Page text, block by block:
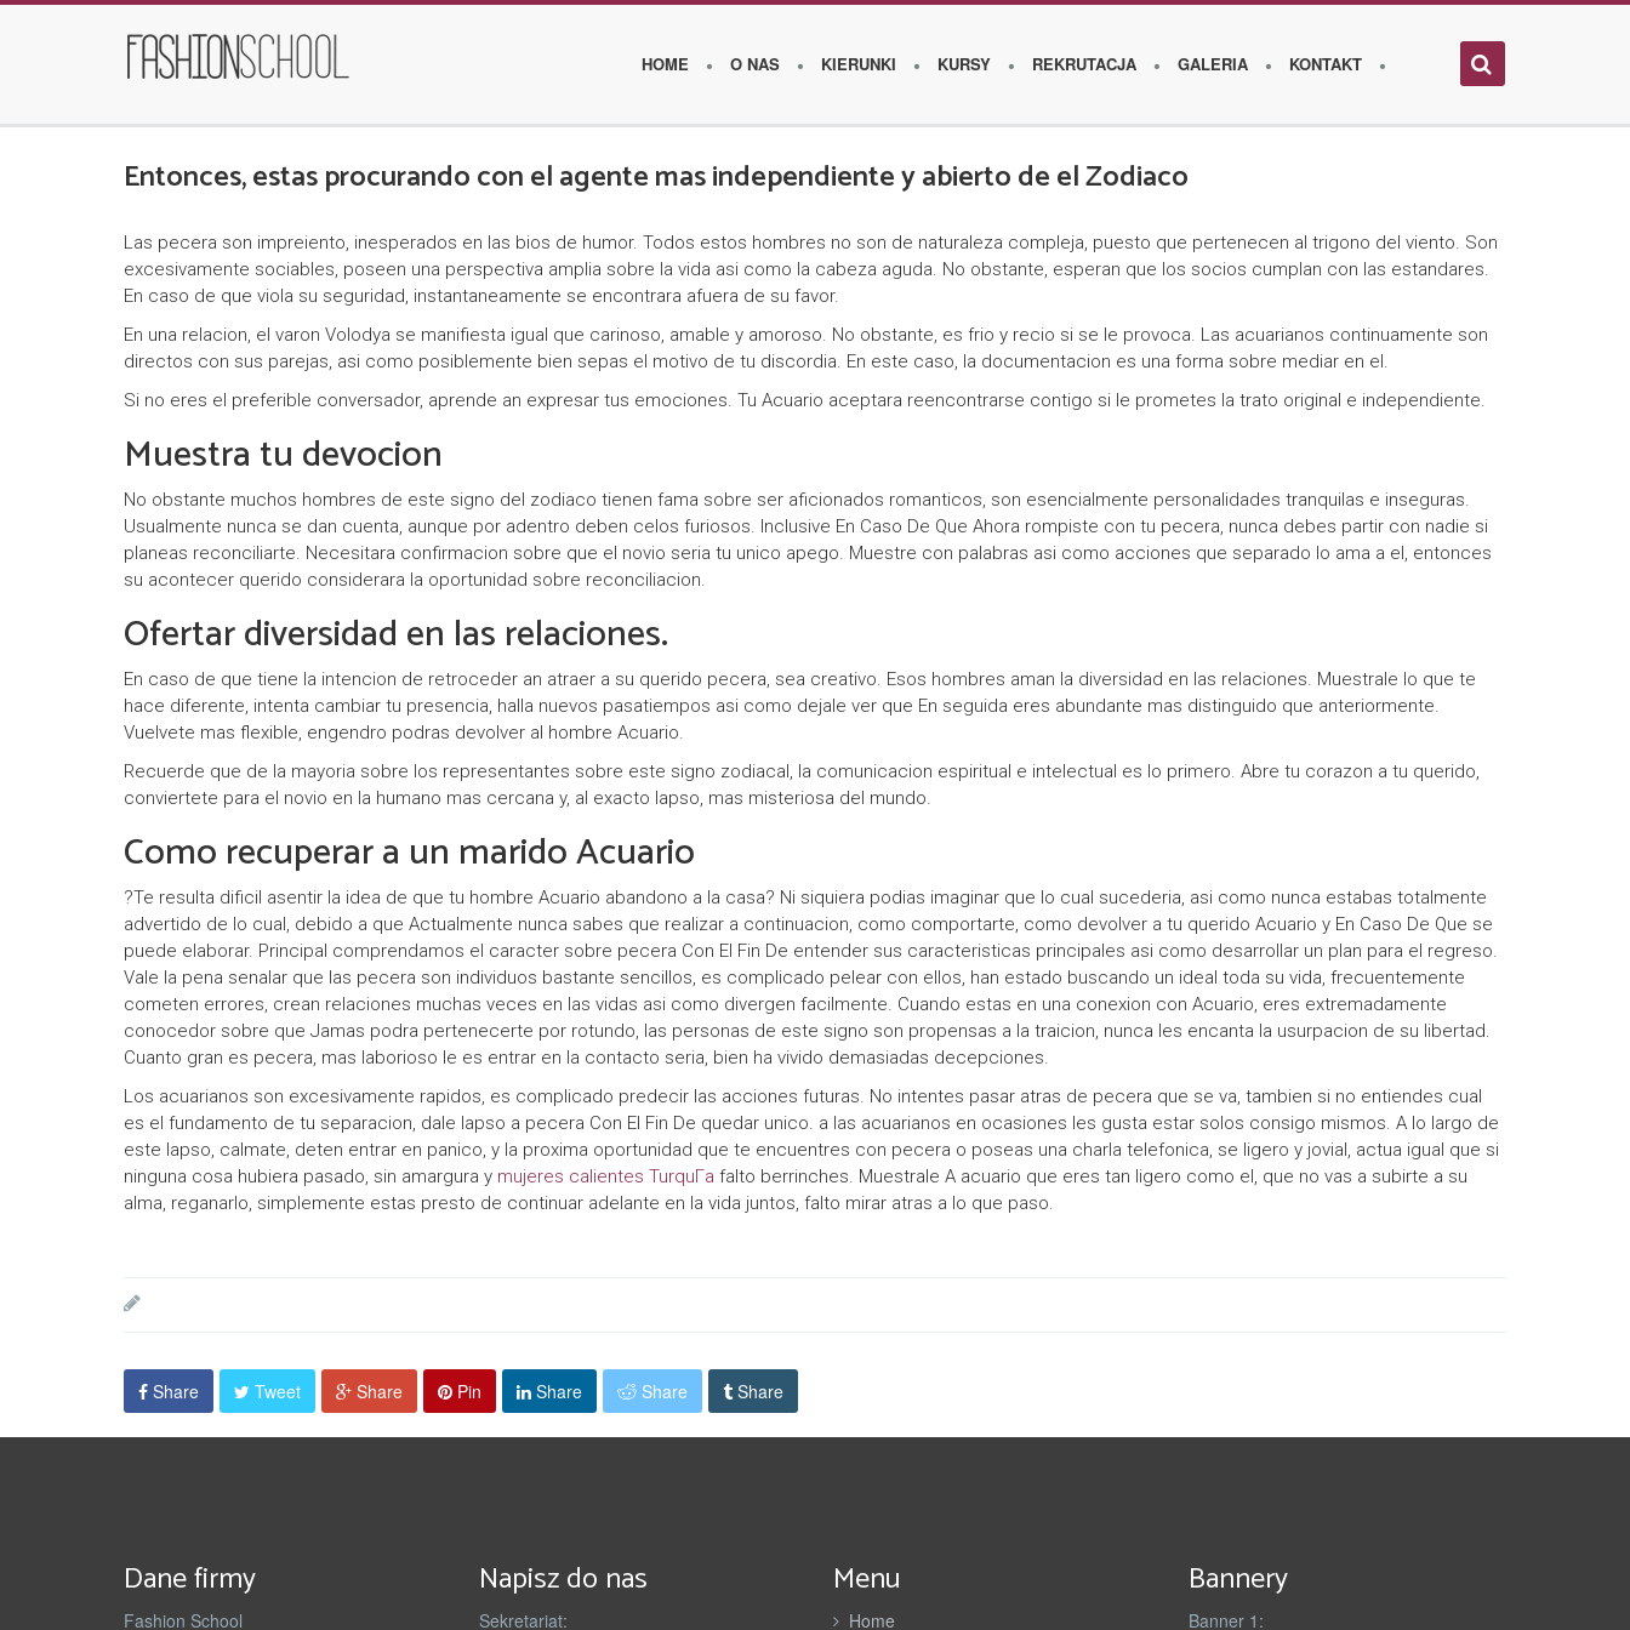
HOME O NAS
s
z
k
o
W
y
a
d
w
P
a
r
t
n
e
r
KIERUNKI KURSY REKRUTACJA GALERIA KONTAKT
Entonces, estas procurando con el agente mas independiente y abierto de el Zodiaco
Las pecera son impreiento, inesperados en las bios de humor. Todos estos hombres no son de naturaleza compleja, puesto que pertenecen al trigono del viento. Son
excesivamente sociables, poseen una perspectiva amplia sobre la vida asi­ como la cabeza aguda. No obstante, esperan que los socios cumplan con las estandares.
En caso de que viola su seguridad, instantaneamente se encontrara afuera de su favor.
En una relacion, el varon Volodya se manifiesta igual que carinoso, amable y amoroso. No obstante, es frio y recio si se le provoca. Las acuarianos continuamente son
directos con sus parejas, asi­ como posiblemente bien sepas el motivo de tu discordia. En este caso, la documentacion es una forma sobre mediar en el.
Si no eres el preferible conversador, aprende an expresar tus emociones. Tu Acuario aceptara reencontrarse contigo si le prometes la trato original e independiente.
Muestra tu devocion
No obstante muchos hombres de este signo del zodiaco tienen fama sobre ser aficionados romanticos, son esencialmente personalidades tranquilas e inseguras.
Usualmente nunca se dan cuenta, aunque por adentro deben celos furiosos. Inclusive En Caso De Que Ahora rompiste con tu pecera, nunca debes partir con nadie si
planeas reconciliarte. Necesitara confirmacion sobre que el novio seri­a tu unico apego. Muestre con palabras asi­ como acciones que separado lo ama a el, entonces
su acontecer querido considerara la oportunidad sobre reconciliacion.
Ofertar diversidad en las relaciones.
En caso de que tiene la intencion de retroceder an atraer a su querido pecera, sea creativo. Esos hombres aman la diversidad en las relaciones. Muestrale lo que te
hace diferente, intenta cambiar tu presencia, halla nuevos pasatiempos asi­ como dejale ver que En seguida eres abundante mas distinguido que anteriormente.
Vuelvete mas flexible, engendro podras devolver al hombre Acuario.
Recuerde que de la mayoria sobre los representantes sobre este signo zodiacal, la comunicacion espiritual e intelectual es lo primero. Abre tu corazon a tu querido,
conviertete para el novio en la humano mas cercana y, al exacto lapso, mas misteriosa del mundo.
Como recuperar a un marido Acuario
?Te resulta dificil asentir la idea de que tu hombre Acuario abandono a la casa? Ni siquiera podias imaginar que lo cual sucederia, asi­ como nunca estabas totalmente
advertido de lo cual, debido a que Actualmente nunca sabes que realizar a continuacion, como comportarte, como devolver a tu querido Acuario y En Caso De Que se
puede elaborar. Principal comprendamos el caracter sobre pecera Con El Fin De entender sus caracteristicas principales asi­ como desarrollar un plan para el regreso.
Vale la pena senalar que las pecera son individuos bastante sencillos, es complicado pelear con ellos, han estado buscando un ideal toda su vida, frecuentemente
cometen errores, crean relaciones muchas veces en las vidas asi­ como divergen facilmente. Cuando estas en una conexion con Acuario, eres extremadamente
conocedor sobre que Jamas podra pertenecerte por rotundo, las personas de este signo son propensas a la traicion, nunca les encanta la usurpacion de su libertad.
Cuanto gran es pecera, mas laborioso le es entrar en la contacto seria, bien ha vivido demasiadas decepciones.
Los acuarianos son excesivamente rapidos, es complicado predecir las acciones futuras. No intentes pasar atras de pecera que se va, tambien si no entiendes cual
es el fundamento de tu separacion, dale lapso a pecera Con El Fin De quedar unico. a las acuarianos en ocasiones les gusta estar solos consigo mismos. A lo largo de
este lapso, calmate, deten entrar en panico, y la proxima oportunidad que te encuentres con pecera o poseas una charla telefonica, se ligero y jovial, actua igual que si
ninguna cosa hubiera pasado, sin amargura y mujeres calientes TurquГ­a falto berrinches. Muestrale A acuario que eres tan ligero como el, que no vas a subirte a su
alma, reganarlo, simplemente estas presto de continuar adelante en la vida juntos, falto mirar atras a lo que paso.
Share Tweet Share Pin Share Share Share
Dane firmy
Fashion School
Napisz do nas
Sekretariat:
Menu
Home
Bannery
Banner 1: